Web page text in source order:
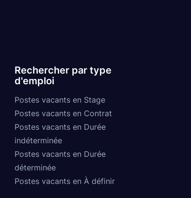
Rechercher par type
d'emploi
Postes vacants en Stage
Postes vacants en Contrat
Postes vacants en Durée
indéterminée
Postes vacants en Durée
déterminée
Postes vacants en À définir